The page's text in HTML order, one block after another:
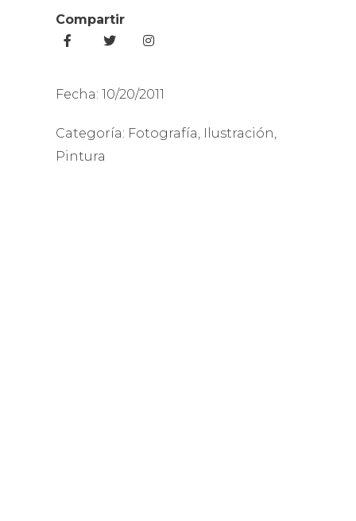
Compartir
Fecha: 10/20/2011
Categoría: Fotografía Ilustración
Pintura